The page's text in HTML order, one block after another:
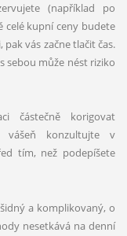
(například po
celé kupní ceny budete
vás začne tlačit čas.
sebou může nést riziko
částečně korigovat
konzultujte v
tím, než podepíšete
a komplikovaný, o
nesetkává na denní